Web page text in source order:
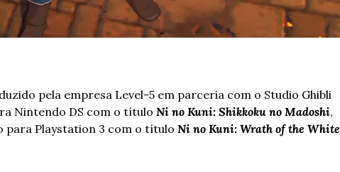
pela empresa Level-5 em parceria com o Studio Ghibli
Nintendo DS com o título Ni no Kuni: Shikkoku no Madoshi,
para Playstation 3 com o título Ni no Kuni: Wrath of the White